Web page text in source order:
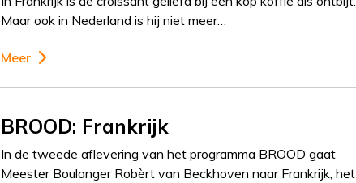
Maar ook in Nederland is hij niet meer…
Meer
BROOD: Frankrijk
In de tweede aflevering van het programma BROOD gaat
Meester Boulanger Robèrt van Beckhoven naar Frankrijk, het